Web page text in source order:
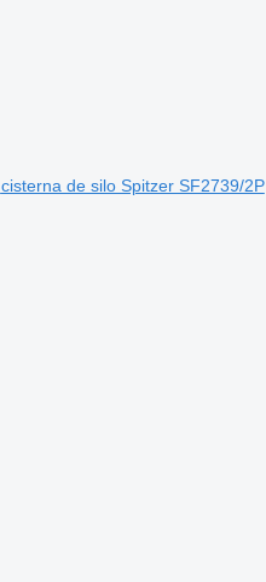
cisterna de silo Spitzer SF2739/2P